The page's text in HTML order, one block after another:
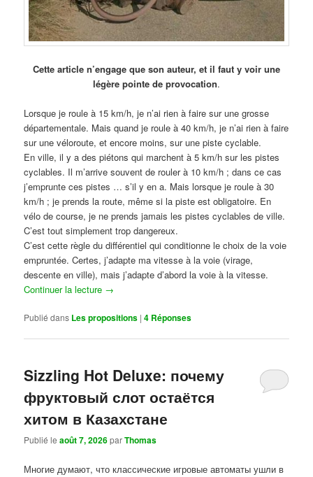
Cette article n’engage que son auteur, et il faut y voir une
légère pointe de provocation.
Lorsque je roule à 15 km/h, je n’ai rien à faire sur une grosse
départementale. Mais quand je roule à 40 km/h, je n’ai rien à faire
sur une véloroute, et encore moins, sur une piste cyclable.
En ville, il y a des piétons qui marchent à 5 km/h sur les pistes
cyclables. Il m’arrive souvent de rouler à 10 km/h ; dans ce cas
j’emprunte ces pistes … s’il y en a. Mais lorsque je roule à 30
km/h ; je prends la route, même si la piste est obligatoire. En
vélo de course, je ne prends jamais les pistes cyclables de ville.
C’est tout simplement trop dangereux.
C’est cette règle du différentiel qui conditionne le choix de la voie
empruntée. Certes, j’adapte ma vitesse à la voie (virage,
descente en ville), mais j’adapte d’abord la voie à la vitesse.
Continuer la lecture →
Publié dans Les propositions |4 Réponses
Sizzling Hot Deluxe: почему
фруктовый слот остаётся
хитом в Казахстане
Publié leaoût 7, 2026parThomas
Многие думают, что классические игровые автоматы ушли в